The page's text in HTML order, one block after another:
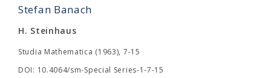
Stefan Banach
H. Steinhaus
Studia Mathematica (1963), 7-15
DOI: 10.4064/sm-Special Series-1-7-15